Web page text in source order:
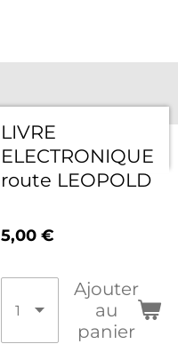
LIVRE
ELECTRONIQUE
route LEOPOLD
5,00 €
Ajouter
au
panier